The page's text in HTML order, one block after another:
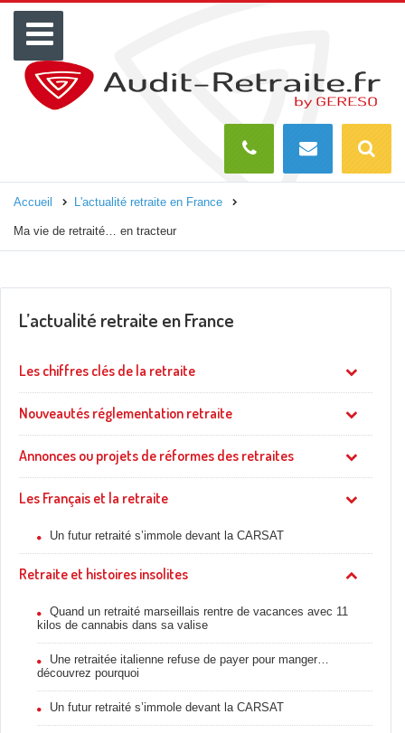
Menu
Accueil L'actualité retraite en France
Ma vie de retraité… en tracteur
L’actualité retraite en France
Les chiffres clés de la retraite
Nouveautés réglementation retraite
Annonces ou projets de réformes des retraites
Les Français et la retraite
Un futur retraité s’immole devant la CARSAT
Retraite et histoires insolites
Quand un retraité marseillais rentre de vacances avec 11
kilos de cannabis dans sa valise
Une retraitée italienne refuse de payer pour manger…
découvrez pourquoi
Un futur retraité s’immole devant la CARSAT